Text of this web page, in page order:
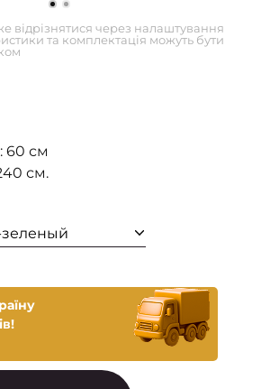
відрізнятися через налаштування
та комплектація можуть бути
60 см
см.